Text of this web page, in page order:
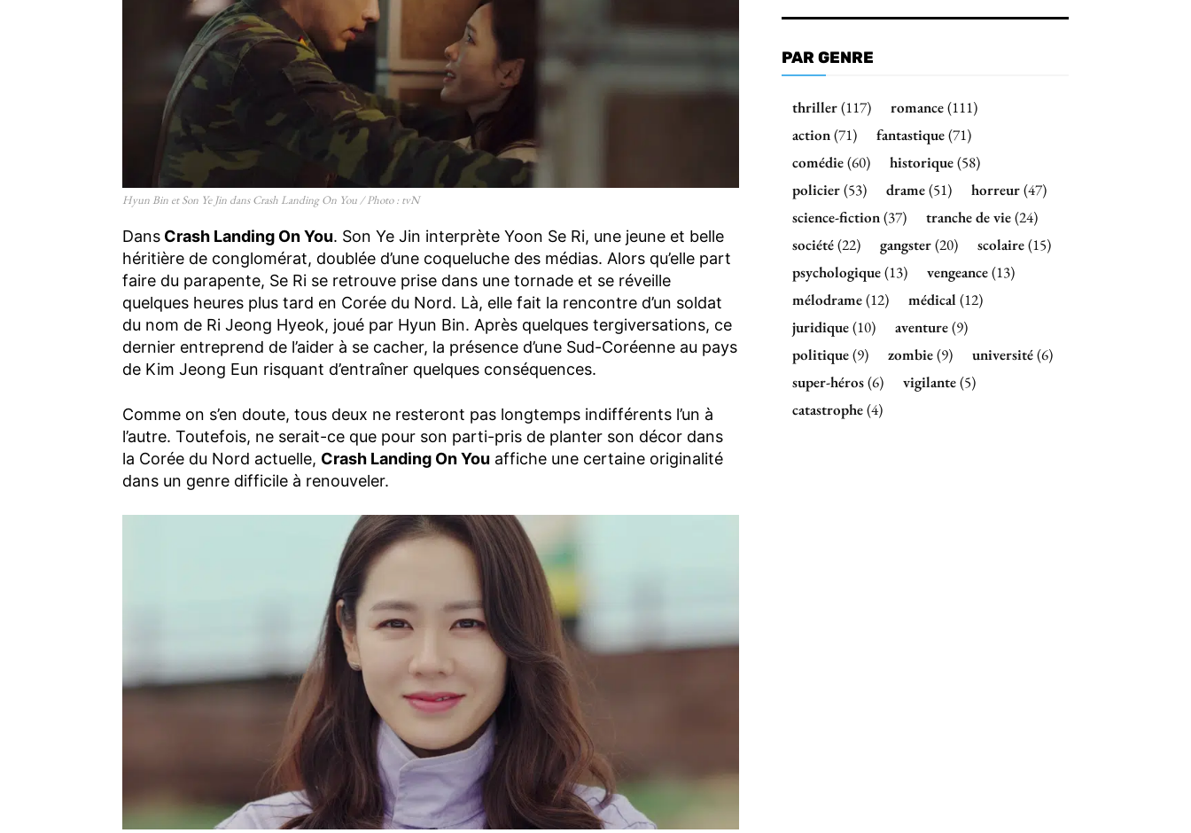
Hyun Bin et Son Ye Jin dans Crash Landing On You / Photo : tvN
Dans Crash Landing On You. Son Ye Jin interprète Yoon Se Ri, une jeune et belle
héritière de conglomérat, doublée d’une coqueluche des médias. Alors qu’elle part
faire du parapente, Se Ri se retrouve prise dans une tornade et se réveille
quelques heures plus tard en Corée du Nord. Là, elle fait la rencontre d’un soldat
du nom de Ri Jeong Hyeok, joué par Hyun Bin. Après quelques tergiversations, ce
dernier entreprend de l’aider à se cacher, la présence d’une Sud-Coréenne au pays
de Kim Jeong Eun risquant d’entraîner quelques conséquences.
Comme on s’en doute, tous deux ne resteront pas longtemps indifférents l’un à
l’autre. Toutefois, ne serait-ce que pour son parti-pris de planter son décor dans
la Corée du Nord actuelle, Crash Landing On You affiche une certaine originalité
dans un genre difficile à renouveler.
PAR GENRE
thriller(117) romance(111)
action(71) fantastique(71)
comédie(60) historique(58)
policier(53) drame(51) horreur(47)
science-fiction(37) tranche de vie(24)
société(22) gangster(20) scolaire(15)
psychologique(13) vengeance(13)
mélodrame(12) médical(12)
juridique(10) aventure(9)
politique(9) zombie(9) université(6)
super-héros(6) vigilante(5)
catastrophe(4)